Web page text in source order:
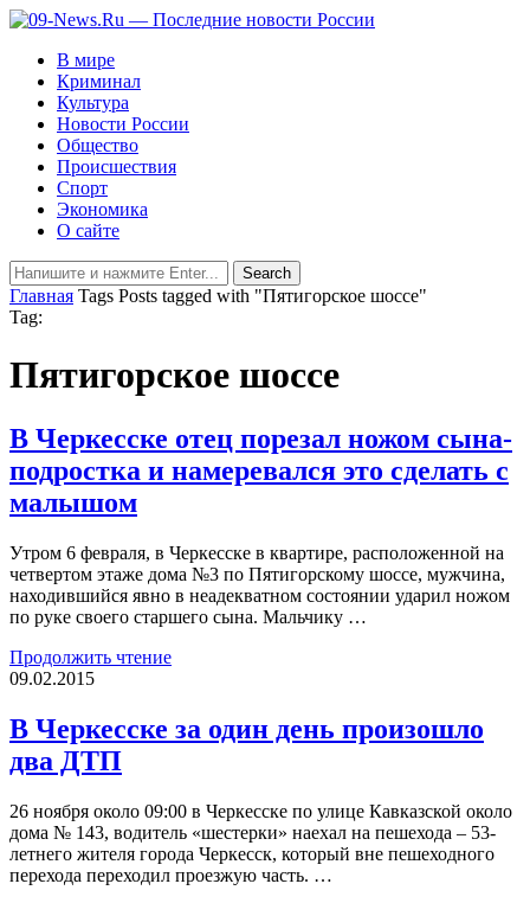
В мире
Криминал
Культура
Новости России
Общество
Происшествия
Спорт
Экономика
О сайте
Главная Tags Posts tagged with "Пятигорское шоссе"
Tag:
Пятигорское шоссе
В Черкесске отец порезал ножом сына-
подростка и намеревался это сделать с
малышом
Утром 6 февраля, в Черкесске в квартире, расположенной на
четвертом этаже дома №3 по Пятигорскому шоссе, мужчина,
находившийся явно в неадекватном состоянии ударил ножом
по руке своего старшего сына. Мальчику …
Продолжить чтение
09.02.2015
В Черкесске за один день произошло
два ДТП
26 ноября около 09:00 в Черкесске по улице Кавказской около
дома № 143, водитель «шестерки» наехал на пешехода – 53-
летнего жителя города Черкесск, который вне пешеходного
перехода переходил проезжую часть. …